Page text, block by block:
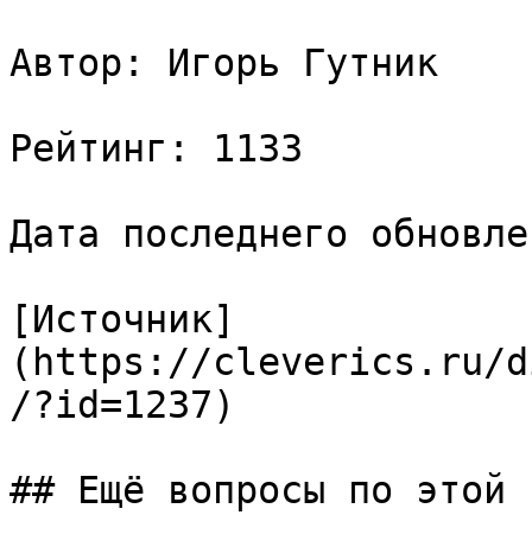
Автор: Игорь Гутник
Рейтинг: 1133
Дата последнего
[Источник]
(https://cleverics.ru/
/?id=1237)
## Ещё вопросы по этой